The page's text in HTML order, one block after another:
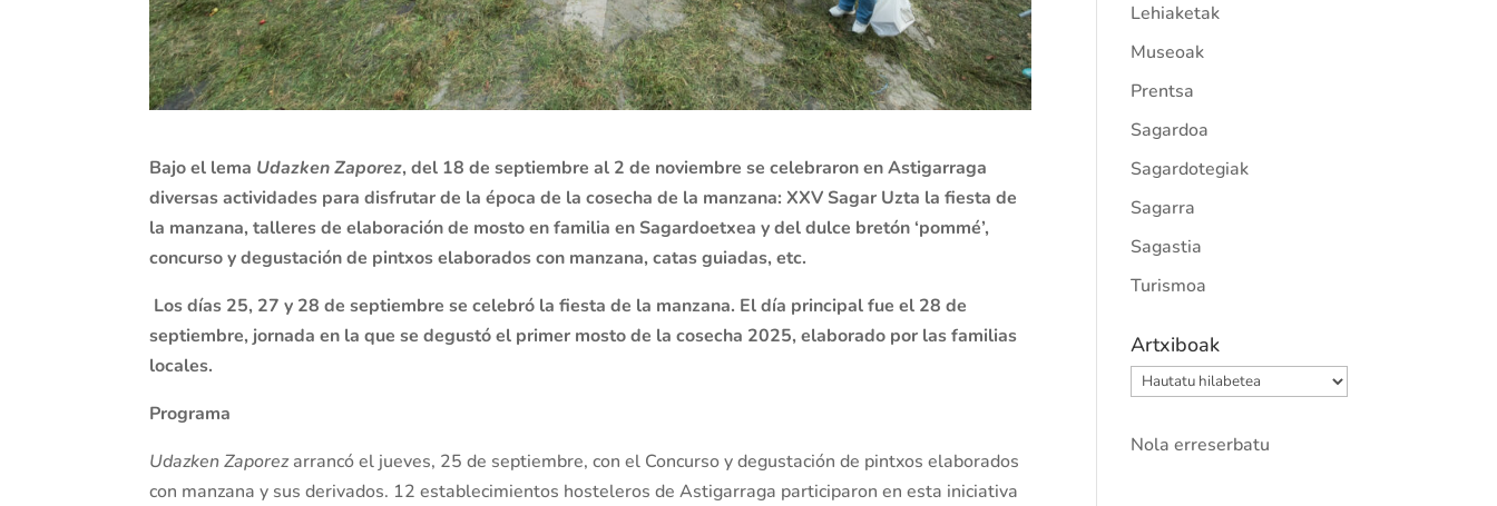
Bajo el lema Udazken Zaporez, del 18 de septiembre al 2 de noviembre se celebraron en Astigarraga
diversas actividades para disfrutar de la época de la cosecha de la manzana: XXV Sagar Uzta la fiesta de
la manzana, talleres de elaboración de mosto en familia en Sagardoetxea y del dulce bretón ‘pommé’,
concurso y degustación de pintxos elaborados con manzana, catas guiadas, etc.
Los días 25, 27 y 28 de septiembre se celebró lafiesta de la manzana. El día principal fue el 28 de
septiembre, jornada en la que se degustó el primer mosto de la cosecha 2025, elaborado por las familias
locales.
Programa
Udazken Zaporezarrancó el jueves, 25 de septiembre, con el Concurso y degustación de pintxos elaborados
con manzana y sus derivados. 12 establecimientos hosteleros de Astigarraga participaron en esta iniciativa
Lehiaketak
Museoak
Prentsa
Sagardoa
Sagardotegiak
Sagarra
Sagastia
Turismoa
Artxiboak
Artxiboak
Nola erreserbatu